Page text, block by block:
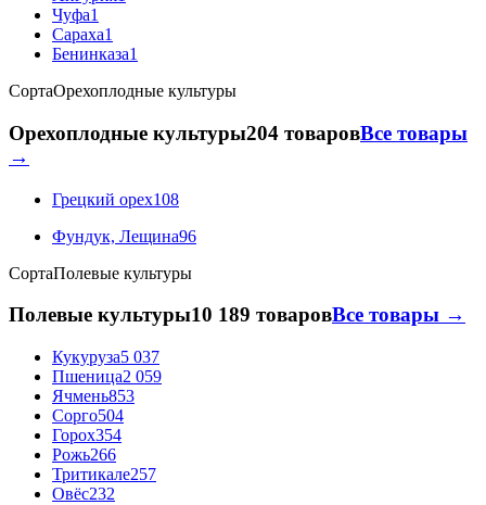
Чуфа1
Сараха1
Бенинказа1
СортаОрехоплодные культуры
Орехоплодные культуры204 товаровВсе товары
→
Грецкий орех108
Фундук, Лещина96
СортаПолевые культуры
Полевые культуры10 189 товаровВсе товары →
Кукуруза5 037
Пшеница2 059
Ячмень853
Сорго504
Горох354
Рожь266
Тритикале257
Овёс232